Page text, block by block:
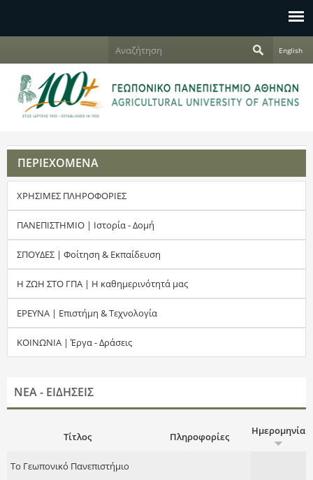
Φ
ό
μ
α
α
ν
α
ζ
ή
τ
ζ
ή
τ
η
English
ΠΕΡΙΕΧΟΜΕΝΑ
ΧΡΗΣΙΜΕΣ ΠΛΗΡΟΦΟΡΙΕΣ
ΠΑΝΕΠΙΣΤΗΜΙΟ | Ιστορία - Δομή
ΣΠΟΥΔΕΣ | Φοίτηση & Εκπαίδευση
Η ΖΩΗ ΣΤΟ ΓΠΑ | Η καθημερινότητά μας
ΕΡΕΥΝΑ | Επιστήμη & Τεχνολογία
ΚΟΙΝΩΝΙΑ | Έργα - Δράσεις
ΝΕΑ - ΕΙΔΗΣΕΙΣ
Τίτλος Πληροφορίες Ημερομηνία
Το Γεωπονικό Πανεπιστήμιο